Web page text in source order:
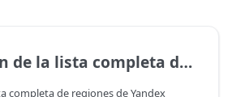
completa de regiones de Yandex
completa de regiones de Yandex